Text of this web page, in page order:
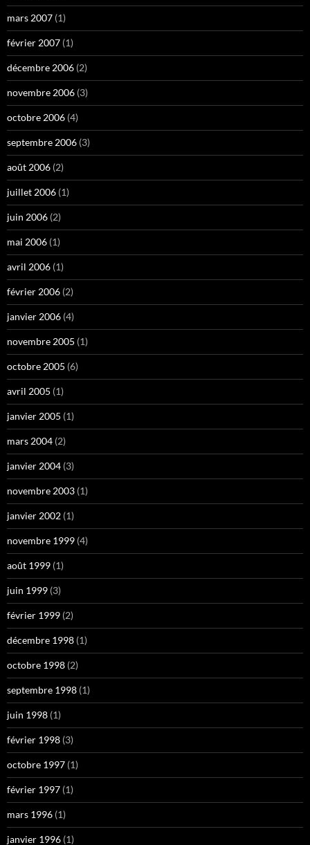
mars 2007 (1)
février 2007 (1)
décembre 2006 (2)
novembre 2006 (3)
octobre 2006 (4)
septembre 2006 (3)
août 2006 (2)
juillet 2006 (1)
juin 2006 (2)
mai 2006 (1)
avril 2006 (1)
février 2006 (2)
janvier 2006 (4)
novembre 2005 (1)
octobre 2005 (6)
avril 2005 (1)
janvier 2005 (1)
mars 2004 (2)
janvier 2004 (3)
novembre 2003 (1)
janvier 2002 (1)
novembre 1999 (4)
août 1999 (1)
juin 1999 (3)
février 1999 (2)
décembre 1998 (1)
octobre 1998 (2)
septembre 1998 (1)
juin 1998 (1)
février 1998 (3)
octobre 1997 (1)
février 1997 (1)
mars 1996 (1)
janvier 1996 (1)